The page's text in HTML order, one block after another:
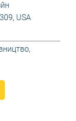
USA
,